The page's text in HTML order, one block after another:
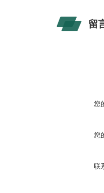
留
您
您
联